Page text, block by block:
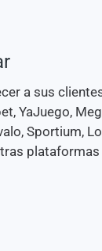
a sus
YaJuego,
Sportium,